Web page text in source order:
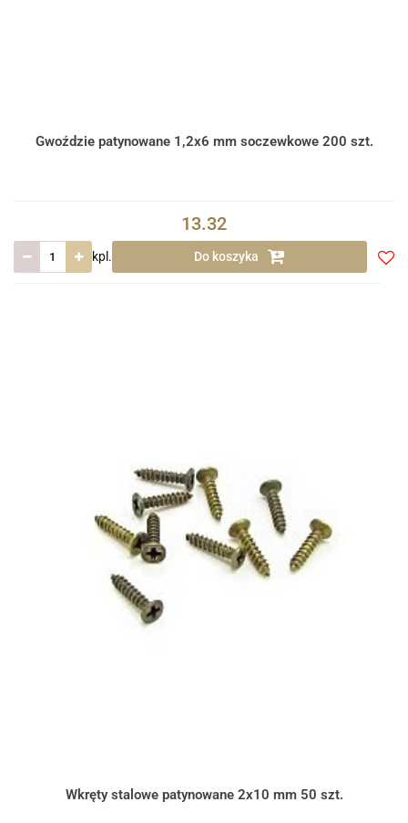
Gwoździe patynowane 1,2x6 mm soczewkowe 200 szt.
13.32
kpl. Do koszyka
Wkręty stalowe patynowane 2x10 mm 50 szt.